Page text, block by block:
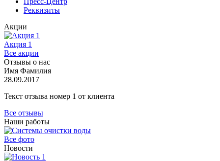
Реквизиты
Акции
Акция 1
Все акции
Отзывы о нас
Имя Фамилия
28.09.2017
Текст отзыва номер 1 от клиента
Все отзывы
Наши работы
Все фото
Новости